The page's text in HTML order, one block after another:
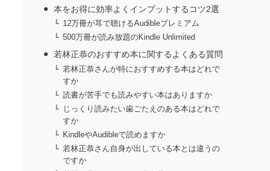
本をお得に効率よくインプットするコツ2選
12万冊が耳で聴けるAudibleプレミアム
500万冊が読み放題のKindle Unlimited
若林正恭のおすすめ本に関するよくある質問
若林正恭さんが特におすすめする本はどれで
すか
読書が苦手でも読みやすい本はありますか
じっくり読みたい歯ごたえのある本はどれで
すか
KindleやAudibleで読めますか
若林正恭さん自身が出している本とは違うの
ですか